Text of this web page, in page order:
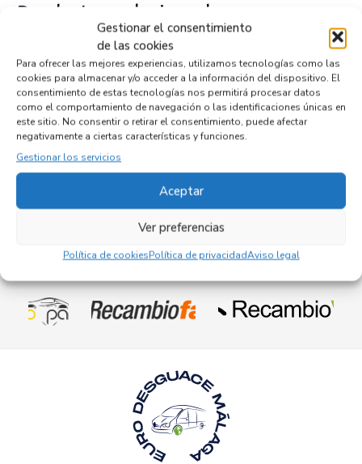
Gestionar el consentimiento
de las cookies
Para ofrecer las mejores experiencias, utilizamos tecnologías como las
cookies para almacenar y/o acceder a la información del dispositivo. El
consentimiento de estas tecnologías nos permitirá procesar datos
como el comportamiento de navegación o las identificaciones únicas en
este sitio. No consentir o retirar el consentimiento, puede afectar
negativamente a ciertas características y funciones.
Gestionar los servicios
Aceptar
Ver preferencias
Política de cookiesPolítica de privacidadAviso legal
Productos relacionados
GUANTERA 840865913
Recambios BMWSERIE X5 (E53)M57N306D4
Referencia ID: 146041
Referencia OEM: 840865913
52,95€ (IVA no incluído)